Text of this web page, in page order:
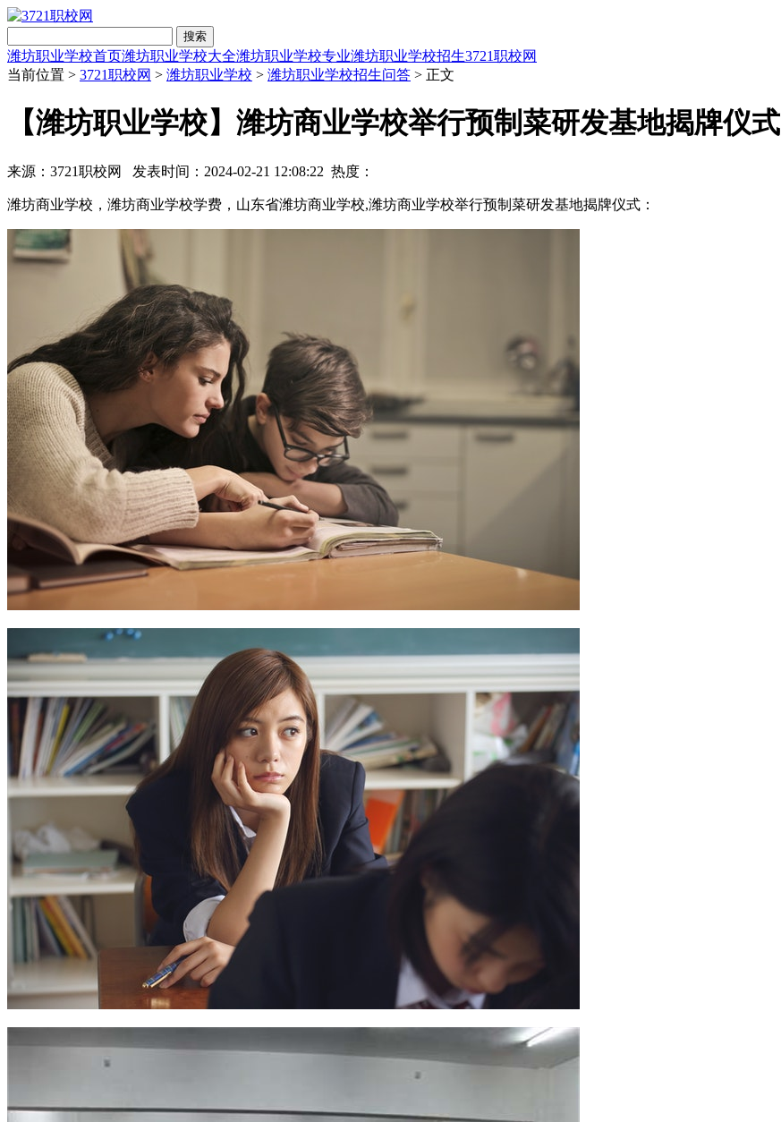
搜索
潍坊职业学校首页潍坊职业学校大全潍坊职业学校专业潍坊职业学校招生3721职校网
当前位置 > 3721职校网 > 潍坊职业学校 > 潍坊职业学校招生问答 > 正文
【潍坊职业学校】潍坊商业学校举行预制菜研发基地揭牌仪式
来源：3721职校网 发表时间：2024-02-21 12:08:22 热度：
潍坊商业学校，潍坊商业学校学费，山东省潍坊商业学校,潍坊商业学校举行预制菜研发基地揭牌仪式：